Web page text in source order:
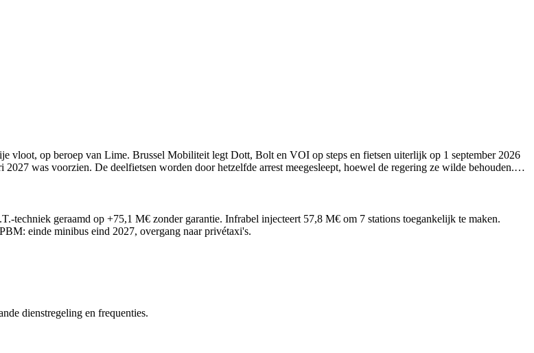
vloot, op beroep van Lime. Brussel Mobiliteit legt Dott, Bolt en VOI op steps en fietsen uiterlijk op 1 september 2026
was voorzien. De deelfietsen worden door hetzelfde arrest meegesleept, hoewel de regering ze wilde behouden.
grootste deel van het Brusselse deelfietsenaanbod verdwijnt dus in september 2026. Volgens Trends-Tendances
geraamd op +75,1 M€ zonder garantie. Infrabel injecteert 57,8 M€ om 7 stations toegankelijk te maken.
einde minibus eind 2027, overgang naar privétaxi's.
dienstregeling en frequenties.